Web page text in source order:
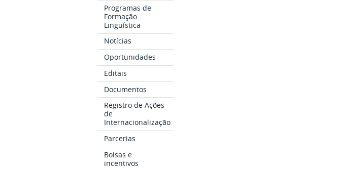
Programas de
Formação
Linguística
Notícias
Oportunidades
Editais
Documentos
Registro de Ações
de
Internacionalização
Parcerias
Bolsas e
incentivos